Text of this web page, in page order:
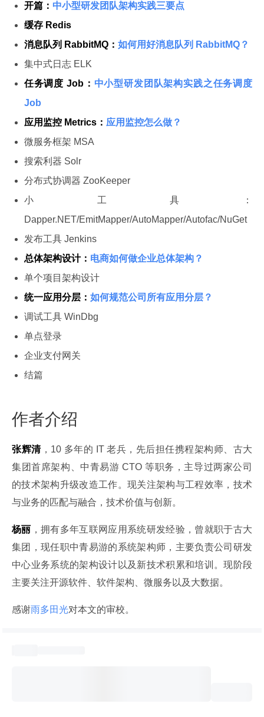
开篇： 中小型研发团队架构实践三要点
缓存 Redis
消息队列 RabbitMQ： 如何用好消息队列 RabbitMQ？
集中式日志 ELK
任务调度 Job： 中小型研发团队架构实践之任务调度
Job
应用监控 Metrics： 应用监控怎么做？
微服务框架 MSA
搜索利器 Solr
分布式协调器 ZooKeeper
小工具：
Dapper.NET/EmitMapper/AutoMapper/Autofac/NuGet
发布工具 Jenkins
总体架构设计： 电商如何做企业总体架构？
单个项目架构设计
统一应用分层： 如何规范公司所有应用分层？
调试工具 WinDbg
单点登录
企业支付网关
结篇
作者介绍
张辉清，10 多年的 IT 老兵，先后担任携程架构师、古大
集团首席架构、中青易游 CTO 等职务，主导过两家公司
的技术架构升级改造工作。现关注架构与工程效率，技术
与业务的匹配与融合，技术价值与创新。
杨丽 ，拥有多年互联网应用系统研发经验，曾就职于古大
集团，现任职中青易游的系统架构师，主要负责公司研发
中心业务系统的架构设计以及新技术积累和培训。现阶段
主要关注开源软件、软件架构、微服务以及大数据。
感谢雨多田光对本文的审校。